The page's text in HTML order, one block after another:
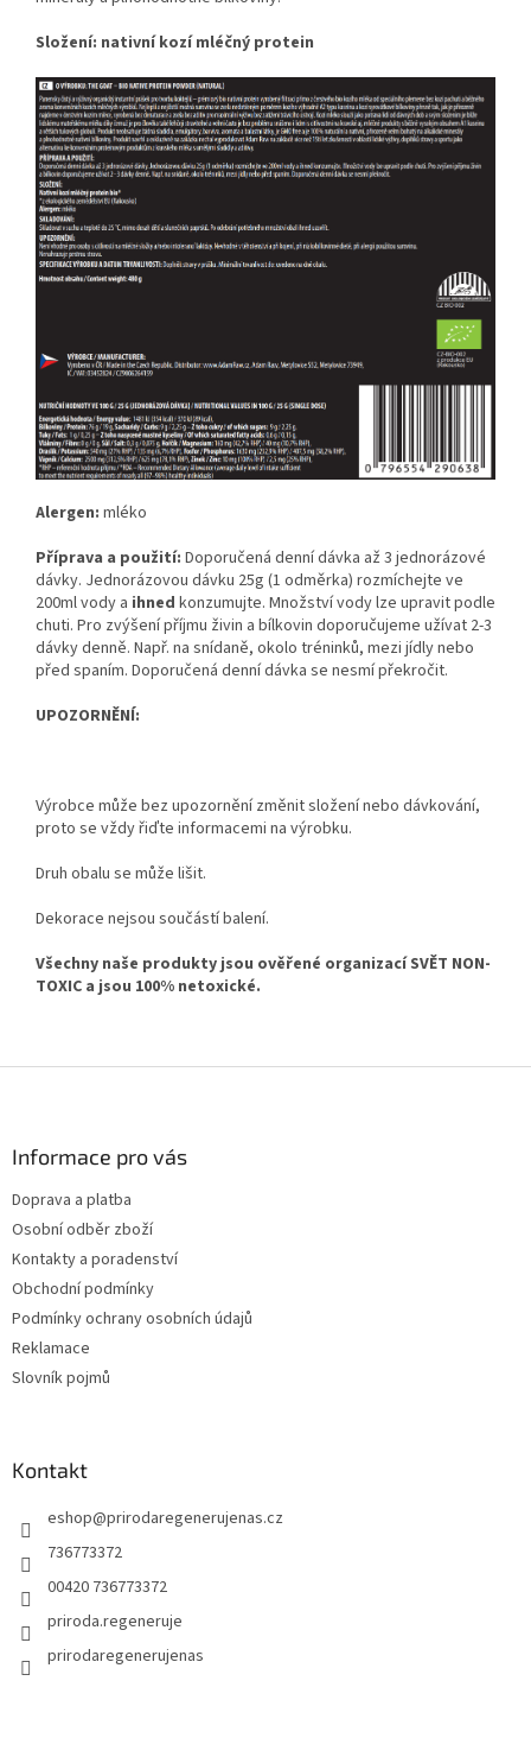
Složení: nativní kozí mléčný protein
Alergen: mléko
Příprava a použití: Doporučená denní dávka až 3 jednorázové
dávky. Jednorázovou dávku 25g (1 odměrka) rozmíchejte ve
200ml vody a ihned konzumujte. Množství vody lze upravit podle
chuti. Pro zvýšení příjmu živin a bílkovin doporučujeme užívat 2-3
dávky denně. Např. na snídaně, okolo tréninků, mezi jídly nebo
před spaním. Doporučená denní dávka se nesmí překročit.
UPOZORNĚNÍ:
Výrobce může bez upozornění změnit složení nebo dávkování,
proto se vždy řiďte informacemi na výrobku.
Druh obalu se může lišit.
Dekorace nejsou součástí balení.
Všechny naše produkty jsou ověřené organizací SVĚT NON-
TOXIC a jsou 100% netoxické.
Informace pro vás
Doprava a platba
Osobní odběr zboží
Kontakty a poradenství
Obchodní podmínky
Podmínky ochrany osobních údajů
Reklamace
Slovník pojmů
Kontakt
eshop@prirodaregenerujenas.cz
736773372
00420 736773372
priroda.regeneruje
prirodaregenerujenas